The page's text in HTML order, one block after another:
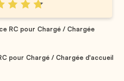
RC pour Chargé / Chargée
pour Chargé / Chargée d'accueil